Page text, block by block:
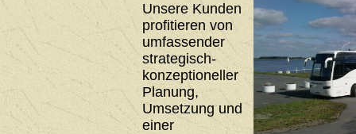
Unsere Kunden
profitieren von
umfassender
strategisch-
konzeptioneller
Planung,
Umsetzung und
einer